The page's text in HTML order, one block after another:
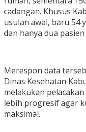
cadangan. Khusus
usulan awal, baru 54
dan hanya dua
Merespon data
Dinas Kesehatan
melakukan
lebih progresif agar
maksimal.